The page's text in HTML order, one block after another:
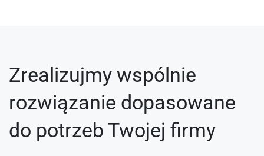
Zrealizujmy wspólnie
rozwiązanie dopasowane
do potrzeb Twojej firmy